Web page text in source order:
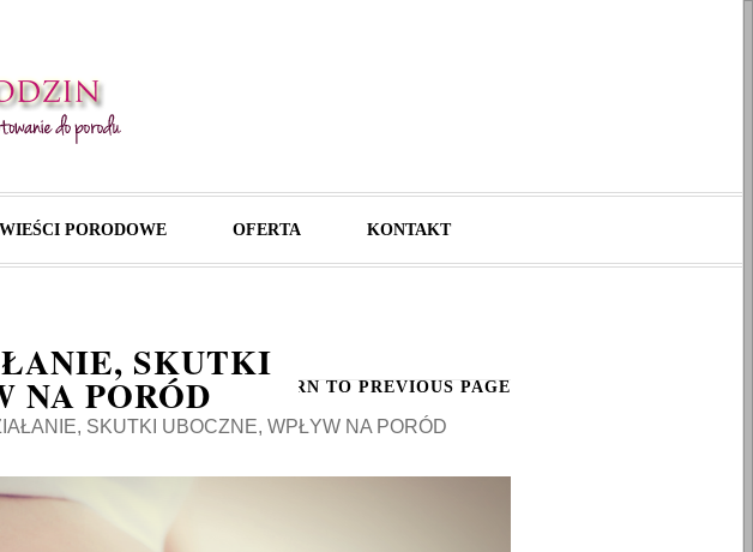
PORODOWE OFERTA KONTAKT
SKUTKI
NA PORÓD
SKUTKI UBOCZNE, WPŁYW NA PORÓD
RETURN TO PREVIOUS PAGE